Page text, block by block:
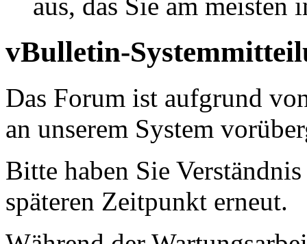
vBulletin-
Das Forum ist aufgrund
an unserem System
Bitte haben Sie
späteren Zeitpunkt erneut.